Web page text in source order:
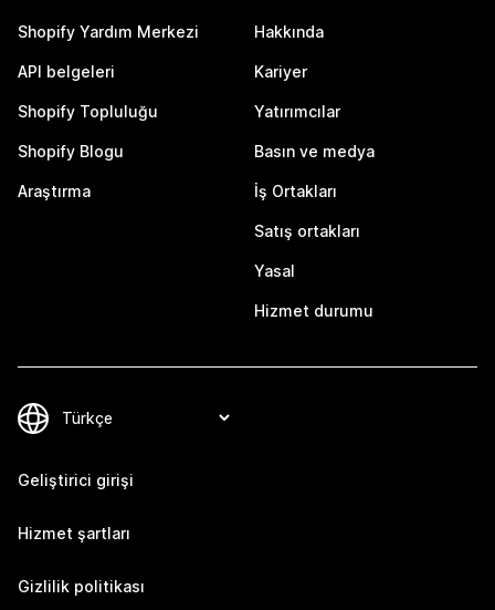
Shopify Yardım Merkezi
API belgeleri
Shopify Topluluğu
Shopify Blogu
Araştırma
Hakkında
Kariyer
Yatırımcılar
Basın ve medya
İş Ortakları
Satış ortakları
Yasal
Hizmet durumu
Geliştirici girişi
Hizmet şartları
Gizlilik politikası